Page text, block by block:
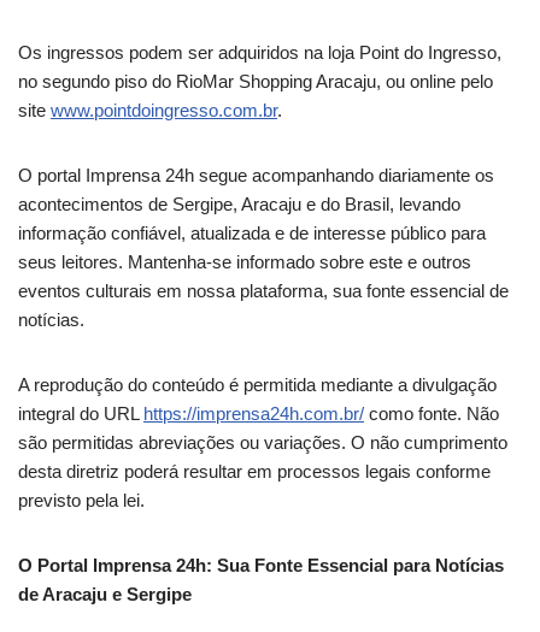
Os ingressos podem ser adquiridos na loja Point do Ingresso,
no segundo piso do RioMar Shopping Aracaju, ou online pelo
site www.pointdoingresso.com.br.
O portal Imprensa 24h segue acompanhando diariamente os
acontecimentos de Sergipe, Aracaju e do Brasil, levando
informação confiável, atualizada e de interesse público para
seus leitores. Mantenha-se informado sobre este e outros
eventos culturais em nossa plataforma, sua fonte essencial de
notícias.
A reprodução do conteúdo é permitida mediante a divulgação
integral do URL https://imprensa24h.com.br/ como fonte. Não
são permitidas abreviações ou variações. O não cumprimento
desta diretriz poderá resultar em processos legais conforme
previsto pela lei.
O Portal Imprensa 24h: Sua Fonte Essencial para Notícias
de Aracaju e Sergipe